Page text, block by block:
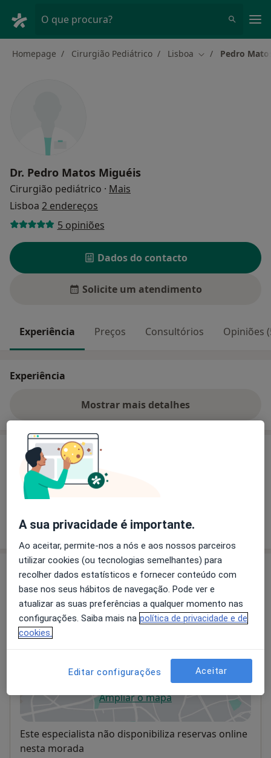
O que procura?
Homepage Cirurgião Pediátrico Lisboa Mudar de cidade
Pedro
Dr. Pedro Matos Miguéis
Cirurgião pediátrico · Mais
Lisboa 2 endereços
5 opiniões
Dados do contacto
Solicite um atendimento
Experiência Preços Consultórios Opiniões
Experiência
Mostrar mais detalhes
sobre a experiência
Preços
Sem informação sobre serviços e preços
Este especialista ainda não adicionou nenhuma
Consultórios (2)
Morada 1 Morada 2
Lisboa
Ampliar o mapaabre num novo separador
Disponibilidade
Este especialista não disponibiliza reservas online
nesta morada
A sua privacidade é importante.
Ao aceitar, permite-nos a nós e aos nossos parceiros
utilizar cookies (ou tecnologias semelhantes) para
recolher dados estatísticos e fornecer conteúdo com
base nos seus hábitos de navegação. Pode ver e
atualizar as suas preferências a qualquer momento nas
configurações. Saiba mais na política de privacidade e de
cookies.
Editar configurações Aceitar